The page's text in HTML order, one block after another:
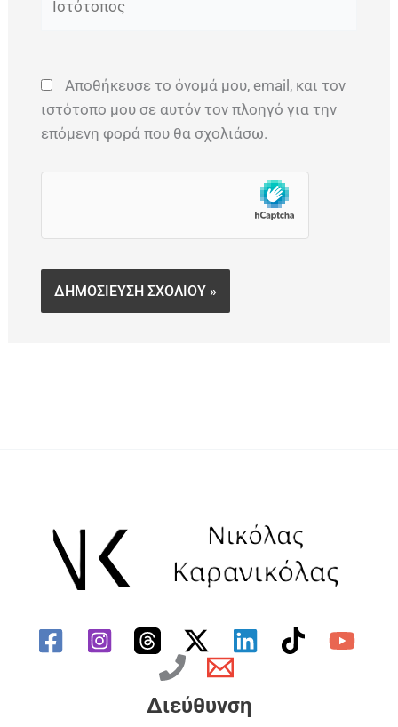
Αποθήκευσε το όνομά μου, email, και τον
ιστότοπο μου σε αυτόν τον πλοηγό για την
επόμενη φορά που θα σχολιάσω.
Διεύθυνση